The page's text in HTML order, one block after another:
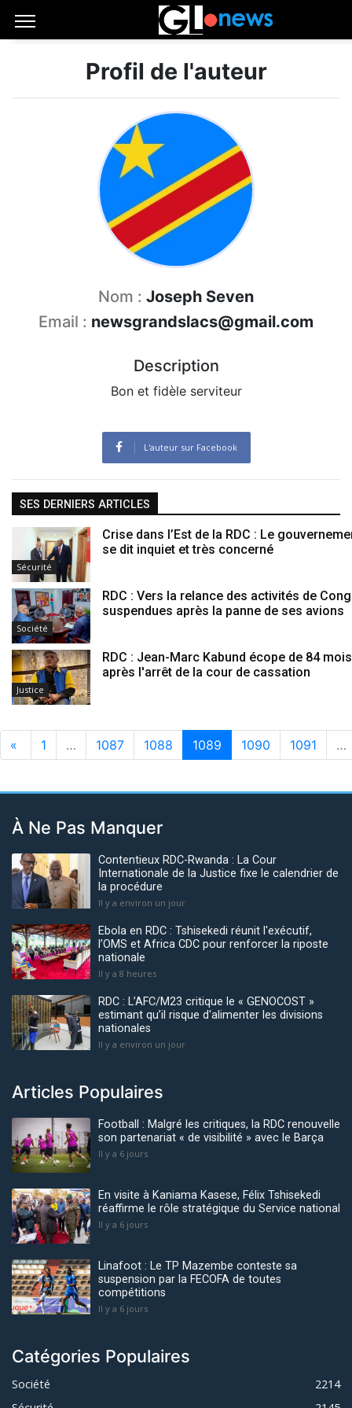
Profil de l'auteur
Nom : Joseph Seven
Email : newsgrandslacs@gmail.com
Description
Bon et fidèle serviteur
L'auteur sur Facebook
SES DERNIERS ARTICLES
Sécurité
Crise dans l’Est de la RDC : Le
se dit inquiet et très concerné
Société
RDC : Vers la relance des activités de
suspendues après la panne de ses avions
Justice
RDC : Jean-Marc Kabund écope de 84
après l'arrêt de la cour de cassation
« 1 … 1087 1088 1089 1090 1091 …
À Ne Pas Manquer
Contentieux RDC-Rwanda : La Cour
Internationale de la Justice fixe le calendrier de
la procédure
Il y a environ un jour
Ebola en RDC : Tshisekedi réunit l'exécutif,
l’OMS et Africa CDC pour renforcer la riposte
nationale
Il y a 8 heures
RDC : L’AFC/M23 critique le « GENOCOST »
estimant qu’il risque d'alimenter les divisions
nationales
Il y a environ un jour
Articles Populaires
Football : Malgré les critiques, la RDC renouvelle
son partenariat « de visibilité » avec le Barça
Il y a 6 jours
En visite à Kaniama Kasese, Félix Tshisekedi
réaffirme le rôle stratégique du Service national
Il y a 6 jours
Linafoot : Le TP Mazembe conteste sa
suspension par la FECOFA de toutes
compétitions
Il y a 6 jours
Catégories Populaires
Société
2214